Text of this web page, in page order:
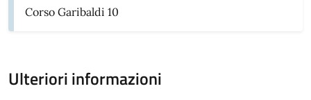
Corso Garibaldi 10
Ulteriori informazioni